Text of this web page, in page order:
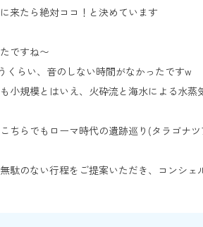
来たら絶対ココ！と決めています
ですね〜
くらい、音のしない時間がなかったですw
小規模とはいえ、火砕流と海水による水蒸
ちらでもローマ時代の遺跡巡り(タラゴナ
駄のない行程をご提案いただき、コンシェ